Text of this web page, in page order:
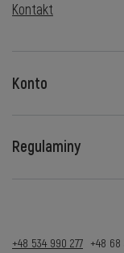
Kontakt
Konto
Regulaminy
+48 534 990 277 +48 68